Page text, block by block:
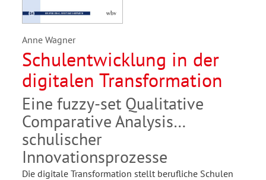
Anne Wagner
Schulentwicklung in der
digitalen Transformation
Eine fuzzy-set Qualitative
Comparative Analysis
schulischer
Innovationsprozesse
Die digitale Transformation stellt berufliche Schulen